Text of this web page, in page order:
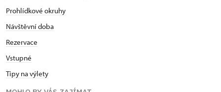
Prohlídkové okruhy
Návštěvní doba
Rezervace
Vstupné
Tipy na výlety